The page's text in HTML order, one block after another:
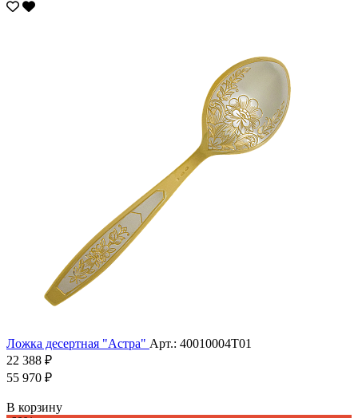
Ложка десертная "Астра" Арт.: 40010004Т01
22 388 ₽
55 970 ₽
В корзину